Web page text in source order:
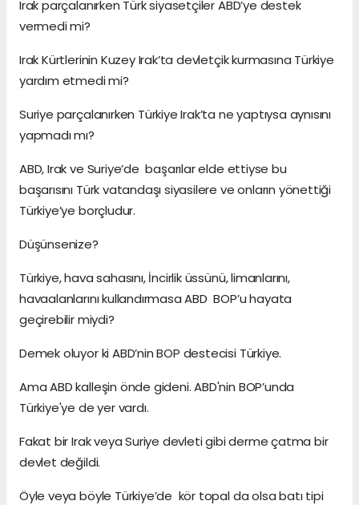
Irak parçalanırken Türk siyasetçiler ABD’ye destek
vermedi mi?
Irak Kürtlerinin Kuzey Irak’ta devletçik kurmasına Türkiye
yardım etmedi mi?
Suriye parçalanırken Türkiye Irak’ta ne yaptıysa aynısını
yapmadı mı?
ABD, Irak ve Suriye’de başarılar elde ettiyse bu
başarısını Türk vatandaşı siyasilere ve onların yönettiği
Türkiye’ye borçludur.
Düşünsenize?
Türkiye, hava sahasını, İncirlik üssünü, limanlarını,
havaalanlarını kullandırmasa ABD BOP’u hayata
geçirebilir miydi?
Demek oluyor ki ABD’nin BOP destecisi Türkiye.
Ama ABD kalleşin önde gideni. ABD'nin BOP’unda
Türkiye'ye de yer vardı.
Fakat bir Irak veya Suriye devleti gibi derme çatma bir
devlet değildi.
Öyle veya böyle Türkiye’de kör topal da olsa batı tipi